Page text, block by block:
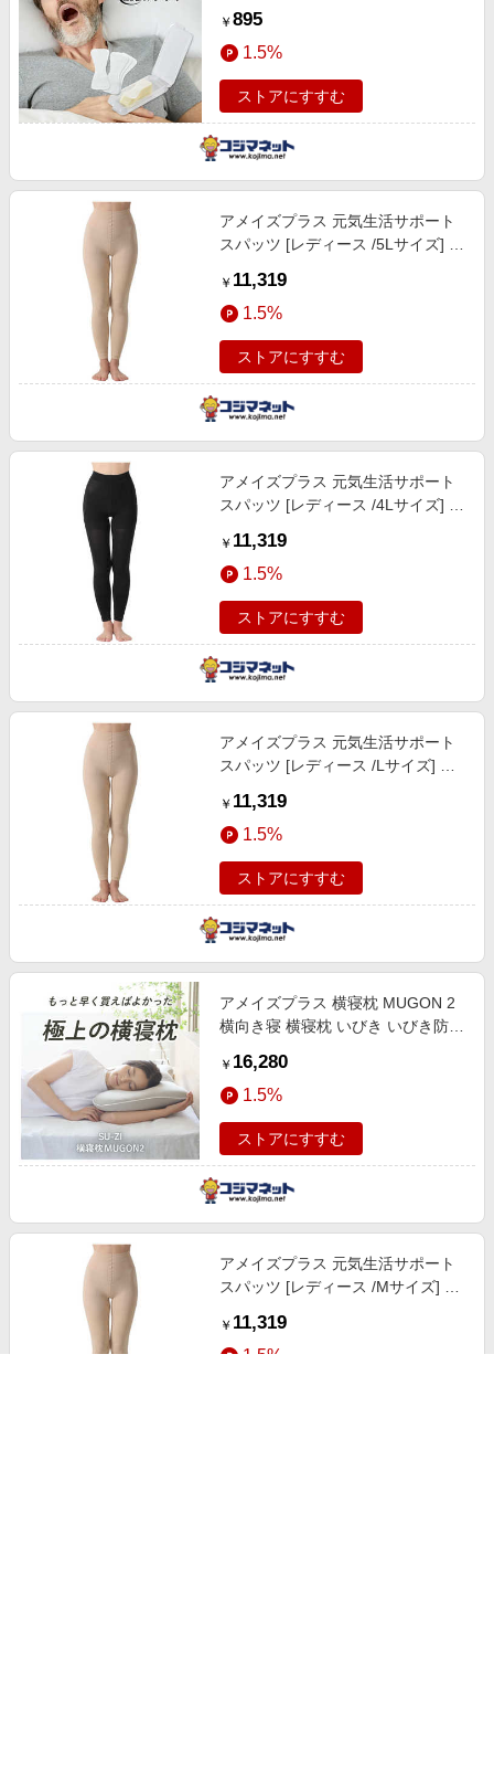
￥ 895
1.5%
ストアにすすむ
アメイズプラス 元気生活サポート
スパッツ [レディース /5Lサイズ] ベ
￥ 11,319
1.5%
ストアにすすむ
アメイズプラス 元気生活サポート
スパッツ [レディース /4Lサイズ] ブ
￥ 11,319
1.5%
ストアにすすむ
アメイズプラス 元気生活サポート
スパッツ [レディース /Lサイズ] ベ
￥ 11,319
1.5%
ストアにすすむ
アメイズプラス 横寝枕 MUGON 2
横向き寝 横寝枕 いびき いびき防止
￥ 16,280
1.5%
ストアにすすむ
アメイズプラス 元気生活サポート
スパッツ [レディース /Mサイズ] ベ
￥ 11,319
1.5%